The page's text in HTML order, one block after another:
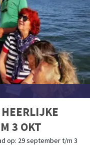
3 OKT
op: 29 september t/m 3